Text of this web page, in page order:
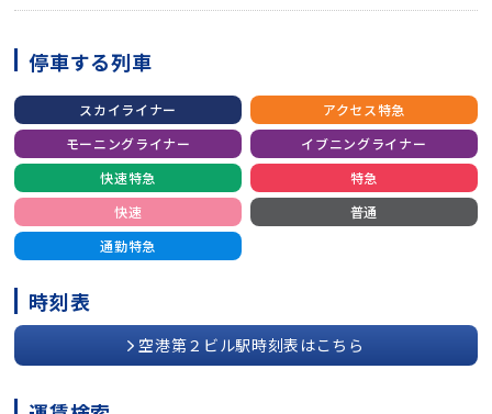
停車する列車
スカイライナー
アクセス特急
モーニングライナー
イブニングライナー
快速特急
特急
快速
普通
通勤特急
時刻表
空港第２ビル駅時刻表はこちら